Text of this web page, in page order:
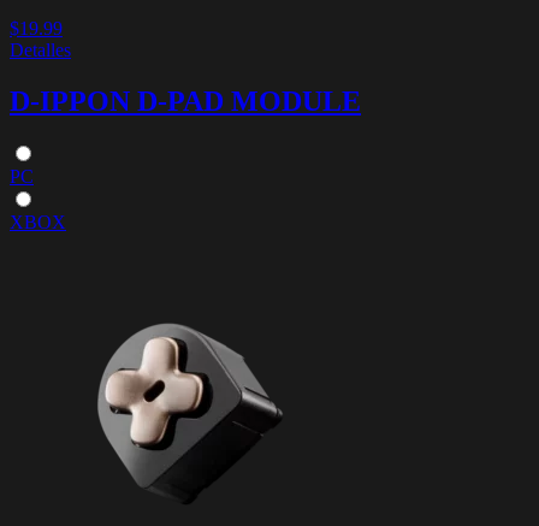
$19.99
Detalles
D-IPPON D-PAD MODULE
PC
XBOX